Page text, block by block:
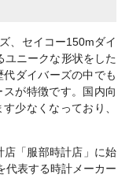
、セイコー150mダイ
ユニークな形状をした
ダイバーズの中でも
が特徴です。国内向
少なくなっており、
店「服部時計店」に始
代表する時計メーカー